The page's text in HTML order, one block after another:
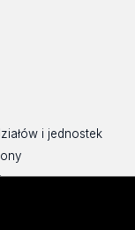
i jednostek